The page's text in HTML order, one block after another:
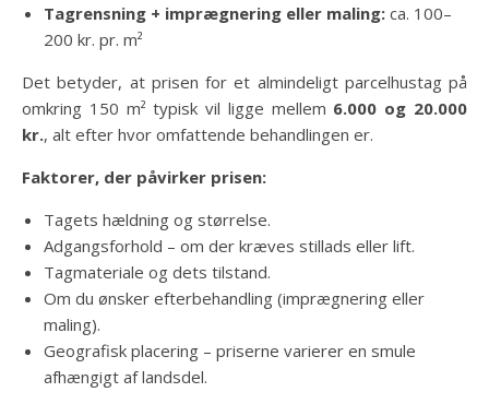
Tagrensning + imprægnering eller maling: ca. 100–
200 kr. pr. m²
Det betyder, at prisen for et almindeligt parcelhustag på
omkring 150 m² typisk vil ligge mellem 6.000 og 20.000
kr., alt efter hvor omfattende behandlingen er.
Faktorer, der påvirker prisen:
Tagets hældning og størrelse.
Adgangsforhold – om der kræves stillads eller lift.
Tagmateriale og dets tilstand.
Om du ønsker efterbehandling (imprægnering eller
maling).
Geografisk placering – priserne varierer en smule
afhængigt af landsdel.